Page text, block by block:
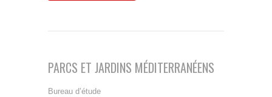
PARCS ET JARDINS MÉDITERRANÉENS
Bureau d’étude